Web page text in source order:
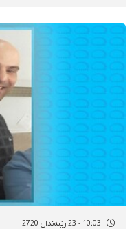
10:03 - 23 رێبەندان 2720